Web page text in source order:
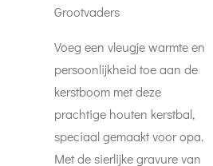
Grootvaders
Voeg een vleugje warmte en
persoonlijkheid toe aan de
kerstboom met deze
prachtige houten kerstbal,
speciaal gemaakt voor opa.
Met de sierlijke gravure van